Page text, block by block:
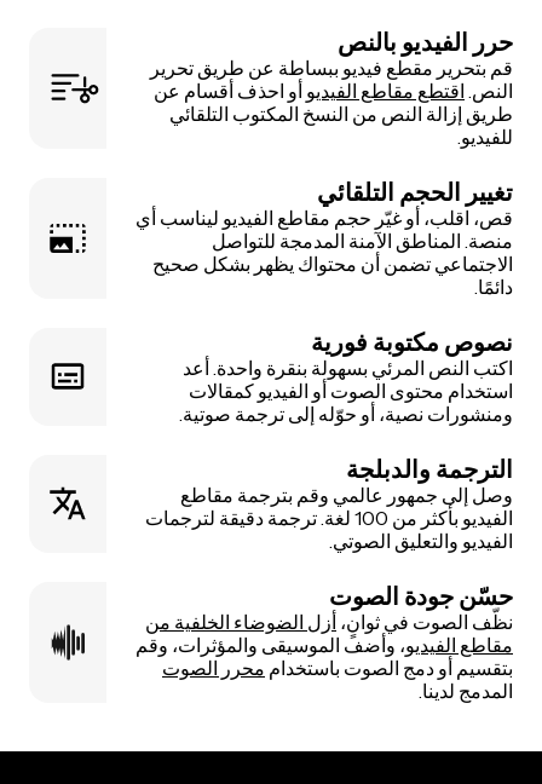
حرر الفيديو بالنص
قم بتحرير مقطع فيديو ببساطة عن طريق تحرير
النص. اقتطع مقاطع الفيديو أو احذف أقسام عن
طريق إزالة النص من النسخ المكتوب التلقائي
للفيديو.
تغيير الحجم التلقائي
قص، اقلب، أو غيّر حجم مقاطع الفيديو ليناسب أي
منصة. المناطق الآمنة المدمجة للتواصل
الاجتماعي تضمن أن محتواك يظهر بشكل صحيح
دائمًا.
نصوص مكتوبة فورية
اكتب النص المرئي بسهولة بنقرة واحدة. أعد
استخدام محتوى الصوت أو الفيديو كمقالات
ومنشورات نصية، أو حوّله إلى ترجمة صوتية.
الترجمة والدبلجة
وصل إلى جمهور عالمي وقم بترجمة مقاطع
الفيديو بأكثر من 100 لغة. ترجمة دقيقة لترجمات
الفيديو والتعليق الصوتي.
حسّن جودة الصوت
نظّف الصوت في ثوانٍ، أزل الضوضاء الخلفية من
مقاطع الفيديو، وأضف الموسيقى والمؤثرات، وقم
بتقسيم أو دمج الصوت باستخدام محرر الصوت
المدمج لدينا.